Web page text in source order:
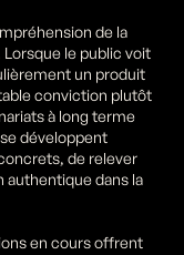
de la
le public voit
un produit
conviction plutôt
à long terme
développent
de relever
dans la
en cours offrent